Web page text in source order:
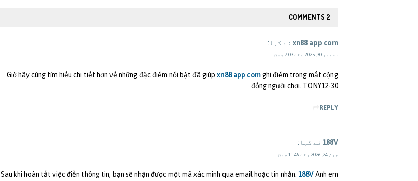
2 COMMENTS
xn88 app com نے کہا:
دسمبر 30, 2025 وقت 7:03 صبح
Giờ hãy cùng tìm hiểu chi tiết hơn về những đặc điểm nổi bật đã giúp xn88 app comghi điểm trong mắt cộng
đồng người chơi. TONY12-30
REPLY
188V نے کہا:
جون 24, 2026 وقت 11:46 صبح
Sau khi hoàn tất việc điền thông tin, bạn sẽ nhận được một mã xác minh qua email hoặc tin nhắn. 188VAnh em